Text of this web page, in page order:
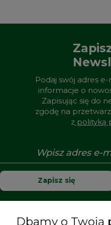
Podaj swój adres
informacje o
Zapisując się do
zgodę na
zpolityką
Zapisz się
Dbamy o Twoją